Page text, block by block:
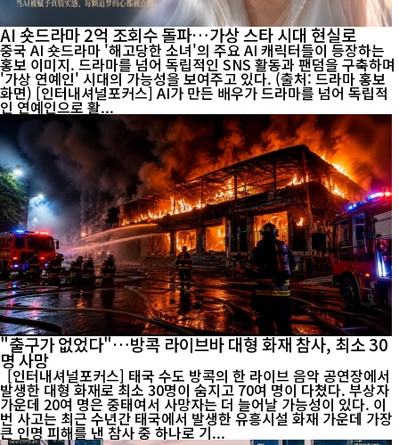
AI 숏드라마 2억 조회수 돌파…가상 스타 시대 현실로
중국 AI 숏드라마 '해고당한 소녀'의 주요 AI 캐릭터들이 등장하는
홍보 이미지. 드라마를 넘어 독립적인 SNS 활동과 팬덤을 구축하며
'가상 연예인' 시대의 가능성을 보여주고 있다. (출처: 드라마 홍보
화면) [인터내셔널포커스] AI가 만든 배우가 드라마를 넘어 독립적
인 연예인으로 활...
"출구가 없었다"…방콕 라이브바 대형 화재 참사, 최소 30
명 사망
[인터내셔널포커스] 태국 수도 방콕의 한 라이브 음악 공연장에서
발생한 대형 화재로 최소 30명이 숨지고 70여 명이 다쳤다. 부상자
가운데 20여 명은 중태여서 사망자는 더 늘어날 가능성이 있다. 이
번 사고는 최근 수년간 태국에서 발생한 유흥시설 화재 가운데 가장
큰 인명 피해를 낸 참사 중 하나로 기...